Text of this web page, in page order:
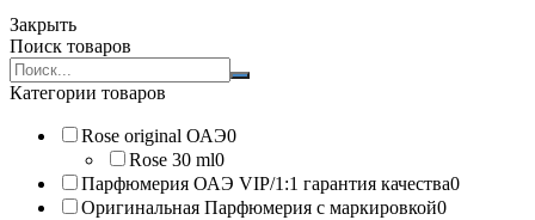
Закрыть
Поиск товаров
Search
products:
Категории товаров
Rose original ОАЭ0
Rose 30 ml0
Парфюмерия ОАЭ VIP/1:1 гарантия качества0
Оригинальная Парфюмерия с маркировкой0